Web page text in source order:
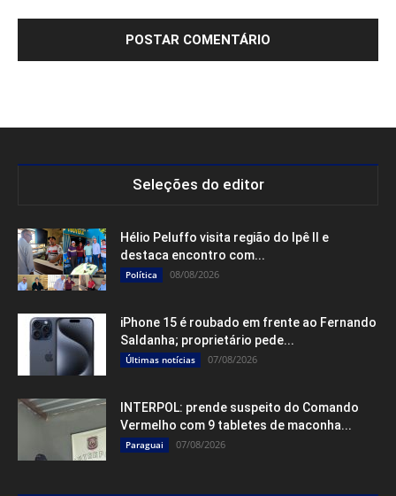
Seleções do editor
Hélio Peluffo visita região do Ipê II e
destaca encontro com...
Política 08/08/2026
iPhone 15 é roubado em frente ao Fernando
Saldanha; proprietário pede...
Últimas notícias 07/08/2026
INTERPOL: prende suspeito do Comando
Vermelho com 9 tabletes de maconha...
Paraguai 07/08/2026